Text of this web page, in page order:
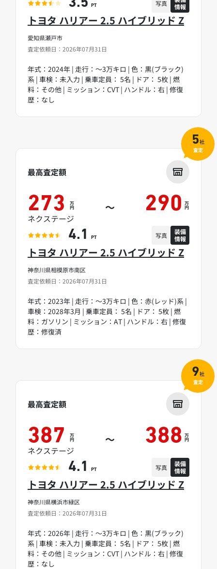
愛知県瀬戸市
査定依頼日：2026年07月31日
トヨタ ハリアー 2.5 ハイブリッド Z
年式：2024年 | 走行：～3万キロ | 色：黒(ブラック)
系 | 車検：未入力 | 乗車定員： 5名 | ドア： 5枚 | 燃
料：その他 | ミッション：CVT | ハンドル：右 | 修復
歴：なし
3.5 PT 写真
情報
神奈川県相模原市南区
査定依頼日：2026年07月31日
トヨタ ハリアー 2.5 ハイブリッド Z
年式：2023年 | 走行：～3万キロ | 色：赤(レッド)系 |
車検：2028年3月 | 乗車定員： 5名 | ドア： 5枚 | 燃
料：ガソリン | ミッション：AT | ハンドル：右 | 修復
歴：修復済
最高査定額
273 万
円 ～ 290 万
円
ネクステージ
4.1 PT 写真
装備
情報
5社
査定
神奈川県横浜市緑区
査定依頼日：2026年07月31日
トヨタ ハリアー 2.5 ハイブリッド Z
年式：2026年 | 走行：～3万キロ | 色：黒(ブラック)
系 | 車検：未入力 | 乗車定員： 5名 | ドア： 5枚 | 燃
料：その他 | ミッション：CVT | ハンドル：右 | 修復
歴：なし
最高査定額
387 万
円 ～ 388 万
円
ネクステージ
4.1 PT 写真
装備
情報
9社
査定